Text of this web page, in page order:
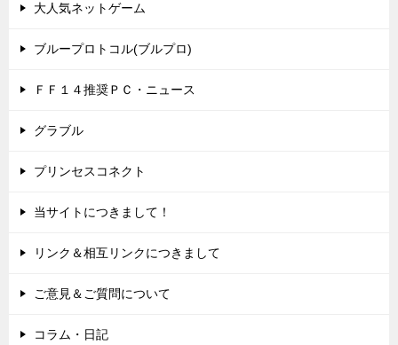
大人気ネットゲーム
ブループロトコル(ブルプロ)
ＦＦ１４推奨ＰＣ・ニュース
グラブル
プリンセスコネクト
当サイトにつきまして！
リンク＆相互リンクにつきまして
ご意見＆ご質問について
コラム・日記